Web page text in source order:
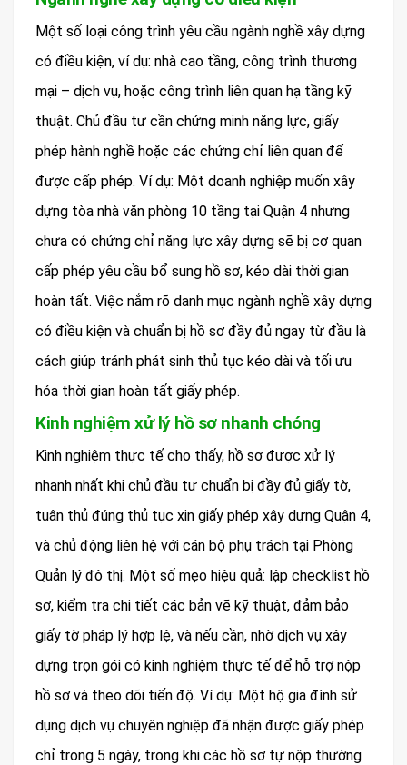
Một số loại công trình yêu cầu ngành nghề xây dựng
có điều kiện, ví dụ: nhà cao tầng, công trình thương
mại – dịch vụ, hoặc công trình liên quan hạ tầng kỹ
thuật. Chủ đầu tư cần chứng minh năng lực, giấy
phép hành nghề hoặc các chứng chỉ liên quan để
được cấp phép. Ví dụ: Một doanh nghiệp muốn xây
dựng tòa nhà văn phòng 10 tầng tại Quận 4 nhưng
chưa có chứng chỉ năng lực xây dựng sẽ bị cơ quan
cấp phép yêu cầu bổ sung hồ sơ, kéo dài thời gian
hoàn tất. Việc nắm rõ danh mục ngành nghề xây dựng
có điều kiện và chuẩn bị hồ sơ đầy đủ ngay từ đầu là
cách giúp tránh phát sinh thủ tục kéo dài và tối ưu
hóa thời gian hoàn tất giấy phép.
Kinh nghiệm xử lý hồ sơ nhanh chóng
Kinh nghiệm thực tế cho thấy, hồ sơ được xử lý
nhanh nhất khi chủ đầu tư chuẩn bị đầy đủ giấy tờ,
tuân thủ đúng thủ tục xin giấy phép xây dựng Quận 4,
và chủ động liên hệ với cán bộ phụ trách tại Phòng
Quản lý đô thị. Một số mẹo hiệu quả: lập checklist hồ
sơ, kiểm tra chi tiết các bản vẽ kỹ thuật, đảm bảo
giấy tờ pháp lý hợp lệ, và nếu cần, nhờ dịch vụ xây
dựng trọn gói có kinh nghiệm thực tế để hỗ trợ nộp
hồ sơ và theo dõi tiến độ. Ví dụ: Một hộ gia đình sử
dụng dịch vụ chuyên nghiệp đã nhận được giấy phép
chỉ trong 5 ngày, trong khi các hồ sơ tự nộp thường